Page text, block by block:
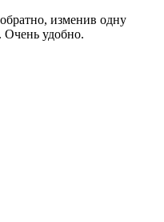
изменив одну
Очень удобно.